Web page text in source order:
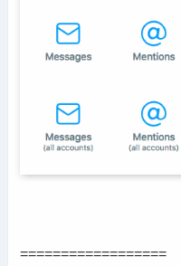
==================